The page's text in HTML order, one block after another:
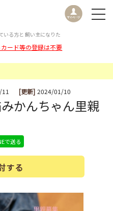
いる方と 飼い主になりた
ード等の登録は不要
[更新] 2024/01/10
かんちゃん里親
で送る
する